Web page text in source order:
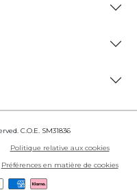
C.O.E. SM31836
Politique relative aux cookies
Préférences en matière de cookies